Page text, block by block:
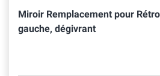
Miroir Remplacement pour
gauche, dégivrant